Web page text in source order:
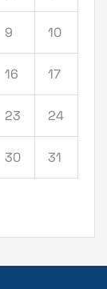
9 10
16 17
23 24
30 31